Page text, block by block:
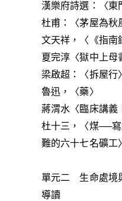
漢樂府詩選：〈東
杜甫：〈茅屋為秋
文天祥，〈《指南
夏完淳〈獄中上母
梁啟超：〈拆屋行〉
魯迅，〈藥〉
蔣渭水〈臨床講義
杜十三，〈煤──
難的六十七名礦工〉
單元二 生命處境
導讀